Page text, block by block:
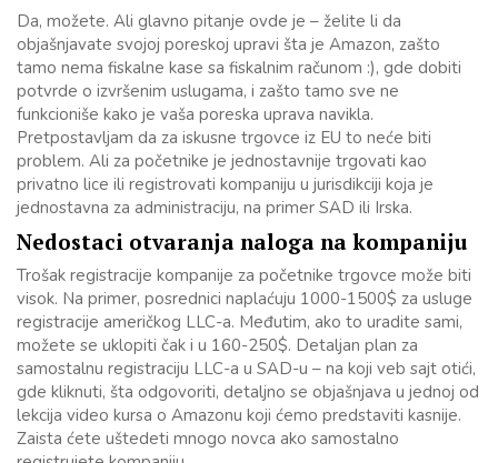
Da, možete. Ali glavno pitanje ovde je – želite li da
objašnjavate svojoj poreskoj upravi šta je Amazon, zašto
tamo nema fiskalne kase sa fiskalnim računom :), gde dobiti
potvrde o izvršenim uslugama, i zašto tamo sve ne
funkcioniše kako je vaša poreska uprava navikla.
Pretpostavljam da za iskusne trgovce iz EU to neće biti
problem. Ali za početnike je jednostavnije trgovati kao
privatno lice ili registrovati kompaniju u jurisdikciji koja je
jednostavna za administraciju, na primer SAD ili Irska.
Nedostaci otvaranja naloga na kompaniju
Trošak registracije kompanije za početnike trgovce može biti
visok. Na primer, posrednici naplaćuju 1000-1500$ za usluge
registracije američkog LLC-a. Međutim, ako to uradite sami,
možete se uklopiti čak i u 160-250$. Detaljan plan za
samostalnu registraciju LLC-a u SAD-u – na koji veb sajt otići,
gde kliknuti, šta odgovoriti, detaljno se objašnjava u jednoj od
lekcija video kursa o Amazonu koji ćemo predstaviti kasnije.
Zaista ćete uštedeti mnogo novca ako samostalno